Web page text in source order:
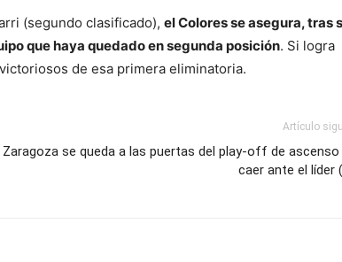
(segundo clasificado), el Colores se asegura, tras
que haya quedado en segunda posición. Si logra
de esa primera eliminatoria.
Artículo
Zaragoza se queda a las puertas del play-off de
caer ante el líder